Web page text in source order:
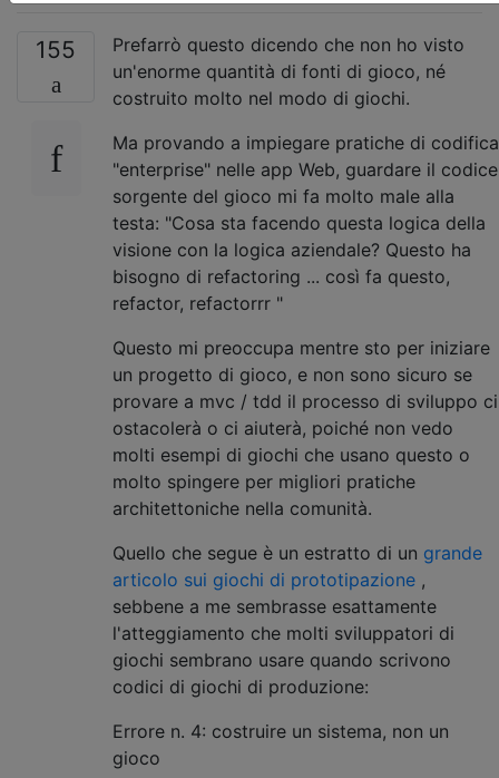
155
Prefarrò questo dicendo che non ho visto
un'enorme quantità di fonti di gioco, né
costruito molto nel modo di giochi.
Ma provando a impiegare pratiche di codifica
"enterprise" nelle app Web, guardare il codice
sorgente del gioco mi fa molto male alla
testa: "Cosa sta facendo questa logica della
visione con la logica aziendale? Questo ha
bisogno di refactoring ... così fa questo,
refactor, refactorrr "
Questo mi preoccupa mentre sto per iniziare
un progetto di gioco, e non sono sicuro se
provare a mvc / tdd il processo di sviluppo ci
ostacolerà o ci aiuterà, poiché non vedo
molti esempi di giochi che usano questo o
molto spingere per migliori pratiche
architettoniche nella comunità.
Quello che segue è un estratto di un grande
articolo sui giochi di prototipazione ,
sebbene a me sembrasse esattamente
l'atteggiamento che molti sviluppatori di
giochi sembrano usare quando scrivono
codici di giochi di produzione:
Errore n. 4: costruire un sistema, non un
gioco